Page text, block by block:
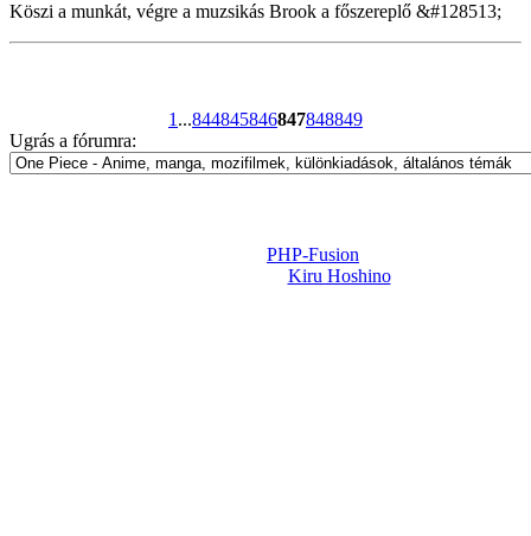
Köszi a munkát, végre a muzsikás Brook a főszereplő &#128513;
1 ...844845846847848849
Ugrás a fórumra:
PHP-Fusion
Kiru Hoshino